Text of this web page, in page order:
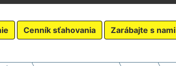
Cenník sťahovania Zarábajte s nami